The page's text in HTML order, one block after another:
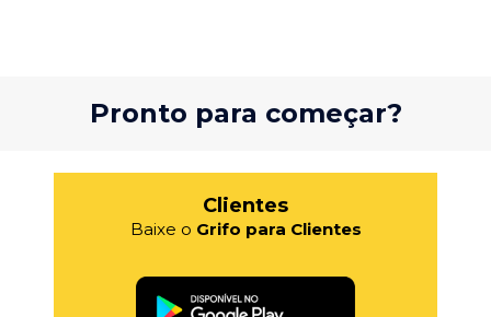
Pronto para começar?
Clientes
Baixe o Grifo para Clientes